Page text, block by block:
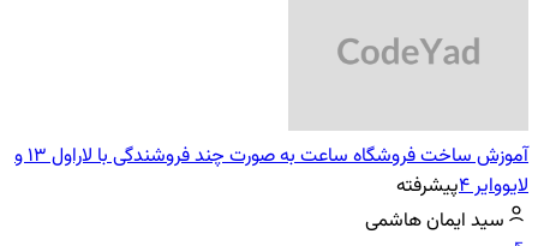
آموزش ساخت فروشگاه ساعت به صورت چند فروشندگی با لاراول 13 و
لایووایر 4 پیشرفته
سید ایمان هاشمی